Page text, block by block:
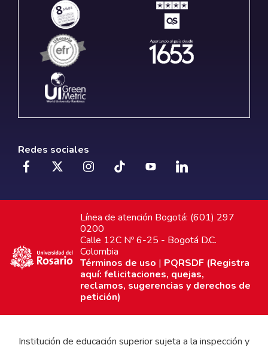
Redes sociales
Línea de atención Bogotá: (601) 297
0200
Calle 12C Nº 6-25 - Bogotá D.C.
Colombia
Términos de uso | PQRSDF (Registra
aquí: felicitaciones, quejas,
reclamos, sugerencias y derechos de
petición)
Institución de educación superior sujeta a la inspección y